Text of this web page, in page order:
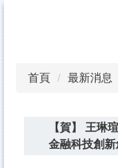
首頁 最新消息
【賀】 王琳
金融科技創